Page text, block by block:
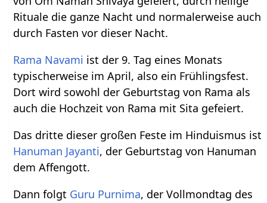
Rituale die ganze Nacht und normalerweise auch
durch Fasten vor dieser Nacht.
Rama Navami ist der 9. Tag eines Monats
typischerweise im April, also ein Frühlingsfest.
Dort wird sowohl der Geburtstag von Rama als
auch die Hochzeit von Rama mit Sita gefeiert.
Das dritte dieser großen Feste im Hinduismus ist
Hanuman Jayanti, der Geburtstag von Hanuman
dem Affengott.
Dann folgt Guru Purnima, der Vollmondtag des